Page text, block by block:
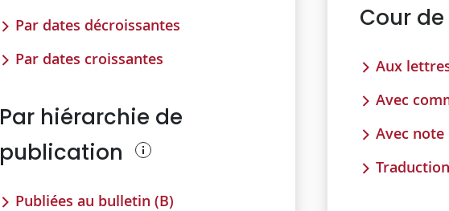
Par dates décroissantes
Par dates croissantes
Par hiérarchie de
publication
Publiées au bulletin (B)
Cour
Aux
Avec
Avec